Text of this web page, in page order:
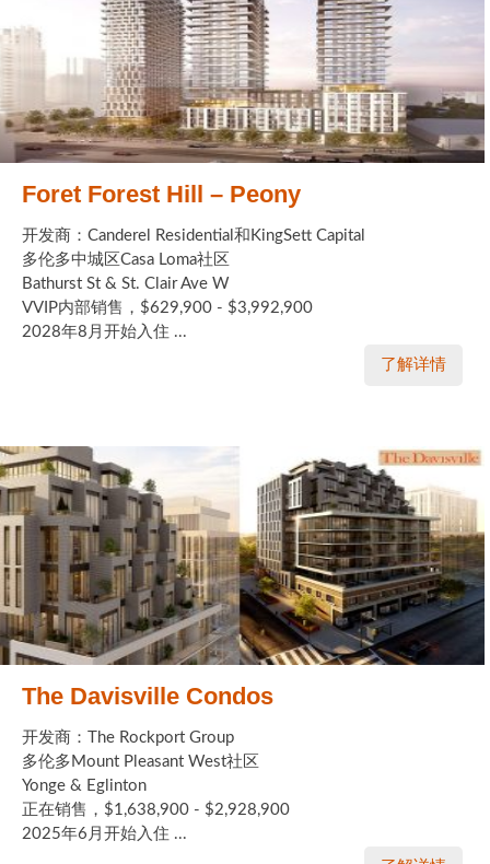
Foret Forest Hill – Peony
开发商：Canderel Residential和KingSett Capital
多伦多中城区Casa Loma社区
Bathurst St & St. Clair Ave W
VVIP内部销售，$629,900 - $3,992,900
2028年8月开始入住 ...
了解详情
The Davisville Condos
开发商：The Rockport Group
多伦多Mount Pleasant West社区
Yonge & Eglinton
正在销售，$1,638,900 - $2,928,900
2025年6月开始入住 ...